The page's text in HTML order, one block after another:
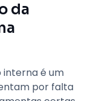
da
interna é um
por falta